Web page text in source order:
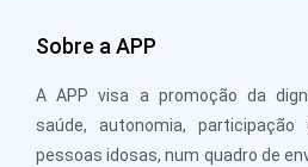
Sobre a APP
A APP visa a promoção da
saúde, autonomia,
pessoas idosas, num quadro de